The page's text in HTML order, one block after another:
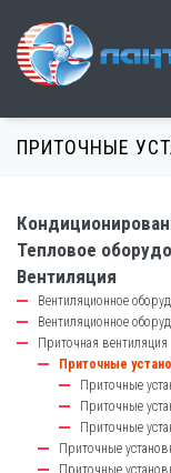
основному
ПРИТОЧНЫЕ
catalog-
left-
block
Тепловое
Вентиляция
Вентиляционное
Вентиляционное
Приточная вентиляция
Приточные
Приточные
Приточные
Приточные
Приточные
Приточные